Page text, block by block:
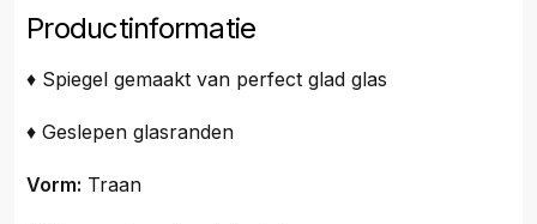
Productinformatie
♦ Spiegel gemaakt van perfect glad glas
♦ Geslepen glasranden
Vorm: Traan